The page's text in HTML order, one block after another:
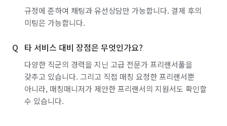
규정에 준하여 채팅과 유선상담만 가능합니다. 결제 후의
미팅은 가능합니다.
타 서비스 대비 장점은 무엇인가요?
다양한 직군의 경력을 지닌 고급 전문가 프리랜서풀을
갖추고 있습니다. 그리고 직접 매칭 요청한 프리랜서뿐
아니라, 매칭매니저가 제안한 프리랜서의 지원서도 확인할
수 있습니다.